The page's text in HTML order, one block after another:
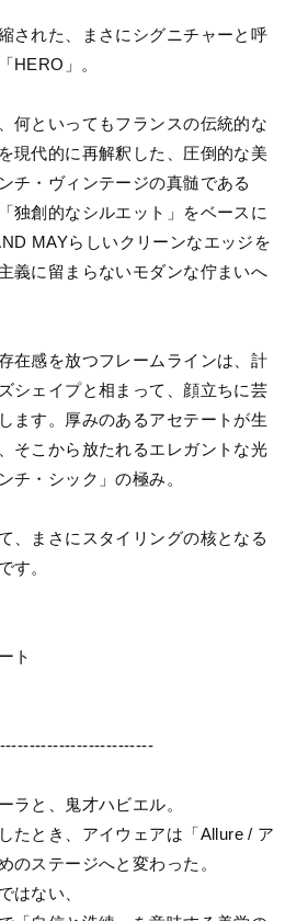
された、まさにシグニチャーと呼
HERO」。
何といってもフランスの伝統的な
現代的に再解釈した、圧倒的な美
チ・ヴィンテージの真髄である
独創的なシルエット」をベースに
MAYらしいクリーンなエッジを
義に留まらないモダンな佇まいへ
在感を放つフレームラインは、計
シェイプと相まって、顔立ちに芸
ます。厚みのあるアセテートが生
そこから放たれるエレガントな光
チ・シック」の極み。
、まさにスタイリングの核となる
す。
ト
ラと、鬼才ハビエル。
たとき、アイウェアは「Allure / ア
のステージへと変わった。
はない、